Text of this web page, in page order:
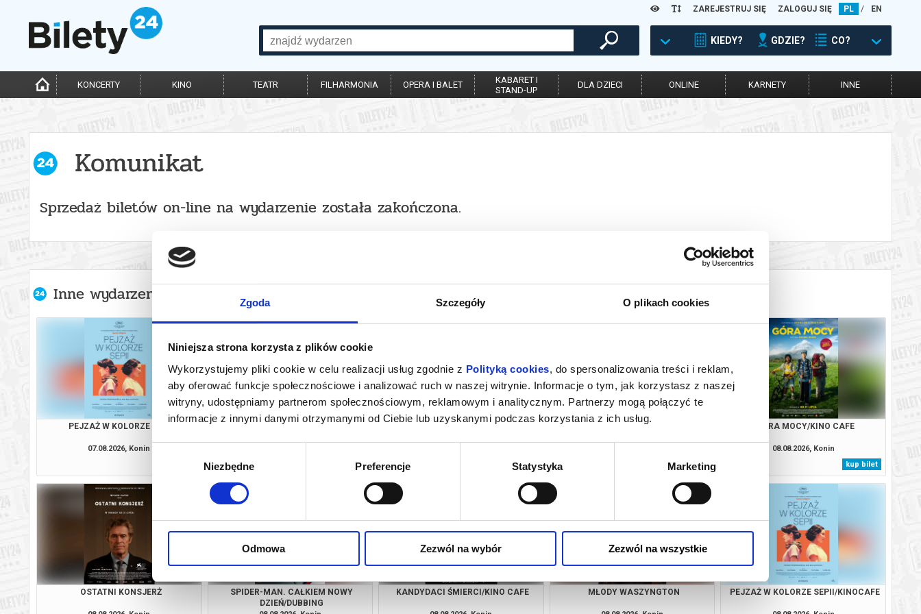
Zgoda Szczegóły O plikach cookies
Niniejsza strona korzysta z plików cookie
Wykorzystujemy pliki cookie w celu realizacji usług zgodnie z Polityką cookies, do spersonalizowania treści i reklam,
aby oferować funkcje społecznościowe i analizować ruch w naszej witrynie. Informacje o tym, jak korzystasz z naszej
witryny, udostępniamy partnerom społecznościowym, reklamowym i analitycznym. Partnerzy mogą połączyć te
informacje z innymi danymi otrzymanymi od Ciebie lub uzyskanymi podczas korzystania z ich usług.
Niezbędne Preferencje Statystyka Marketing
Odmowa Zezwól na wybór Zezwól na wszystkie
ZAREJESTRUJ SIĘ ZALOGUJ SIĘ PL / EN
KIEDY? GDZIE? CO?
KONCERTY KINO TEATR FILHARMONIA OPERA I BALET
KABARET I
STAND-UP
DLA DZIECI ONLINE KARNETY INNE
Komunikat
Sprzedaż biletów on-line na wydarzenie została zakończona.
Inne wydarzenia organizatora
PEJZAŻ W KOLORZE SEPII
07.08.2026, Konin
SPIDER-MAN. CAŁKIEM NOWY
kup bilet
PSI PATROL I DINOZAURY
kup bilet
LATO Z MŁODYMI HORYZONTAMI:
kup bilet
GÓRA MOCY/KINO CAFE
08.08.2026, Konin
kup bilet
OSTATNI KONSJERŻ
SPIDER-MAN. CAŁKIEM NOWY
DZIEŃ/DUBBING
KANDYDACI ŚMIERCI/KINO CAFE MŁODY WASZYNGTON PEJZAŻ W KOLORZE SEPII/KINOCAFE